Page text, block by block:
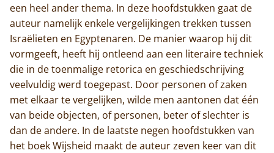
een heel ander thema. In deze hoofdstukken gaat de
auteur namelijk enkele vergelijkingen trekken tussen
Israëlieten en Egyptenaren. De manier waarop hij dit
vormgeeft, heeft hij ontleend aan een literaire techniek
die in de toenmalige retorica en geschiedschrijving
veelvuldig werd toegepast. Door personen of zaken
met elkaar te vergelijken, wilde men aantonen dat één
van beide objecten, of personen, beter of slechter is
dan de andere. In de laatste negen hoofdstukken van
het boek Wijsheid maakt de auteur zeven keer van dit